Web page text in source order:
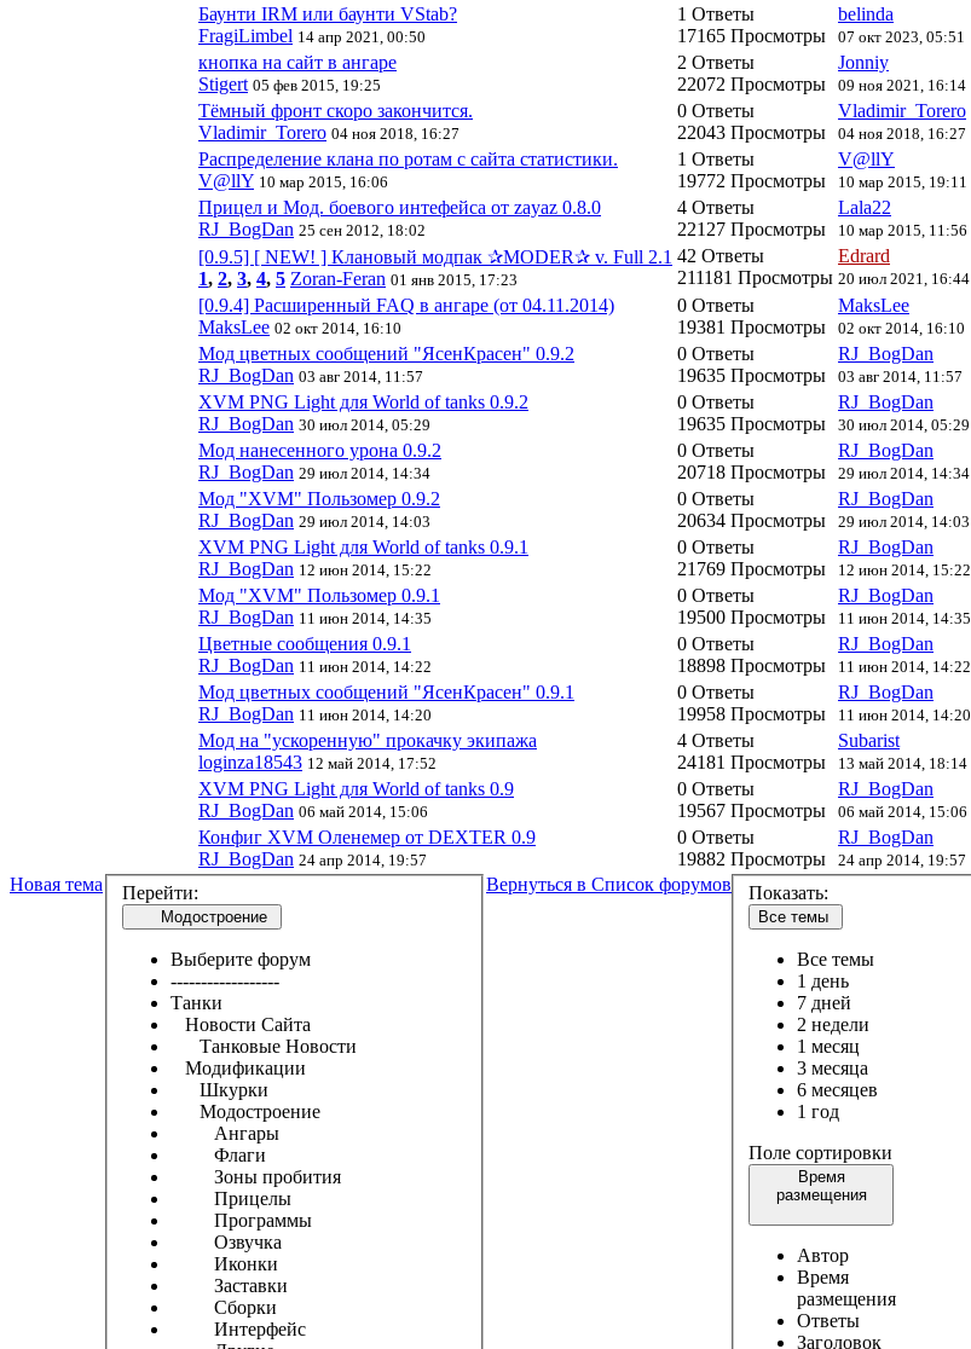
Баунти IRM или баунти VStab?
FragiLimbel 14 апр 2021, 00:50
1 Ответы
17165 Просмотры
belinda
07 окт 2023, 05:51
кнопка на сайт в ангаре
Stigert 05 фев 2015, 19:25
2 Ответы
22072 Просмотры
Jonniy
09 ноя 2021, 16:14
Тёмный фронт скоро закончится.
Vladimir_Torero 04 ноя 2018, 16:27
0 Ответы
22043 Просмотры
Vladimir_Torero
04 ноя 2018, 16:27
Распределение клана по ротам с сайта статистики.
V@llY 10 мар 2015, 16:06
1 Ответы
19772 Просмотры
V@llY
10 мар 2015, 19:11
Прицел и Мод. боевого интефейса от zayaz 0.8.0
RJ_BogDan 25 сен 2012, 18:02
4 Ответы
22127 Просмотры
Lala22
10 мар 2015, 11:56
[0.9.5] [ NEW! ] Клановый модпак ✰MODER✰ v. Full 2.1
1, 2, 3, 4, 5 Zoran-Feran 01 янв 2015, 17:23
42 Ответы
211181 Просмотры
Edrard
20 июл 2021, 16:44
[0.9.4] Расширенный FAQ в ангаре (от 04.11.2014)
MaksLee 02 окт 2014, 16:10
0 Ответы
19381 Просмотры
MaksLee
02 окт 2014, 16:10
Мод цветных сообщений "ЯсенКрасен" 0.9.2
RJ_BogDan 03 авг 2014, 11:57
0 Ответы
19635 Просмотры
RJ_BogDan
03 авг 2014, 11:57
XVM PNG Light для World of tanks 0.9.2
RJ_BogDan 30 июл 2014, 05:29
0 Ответы
19635 Просмотры
RJ_BogDan
30 июл 2014, 05:29
Мод нанесенного урона 0.9.2
RJ_BogDan 29 июл 2014, 14:34
0 Ответы
20718 Просмотры
RJ_BogDan
29 июл 2014, 14:34
Мод "XVM" Пользомер 0.9.2
RJ_BogDan 29 июл 2014, 14:03
0 Ответы
20634 Просмотры
RJ_BogDan
29 июл 2014, 14:03
XVM PNG Light для World of tanks 0.9.1
RJ_BogDan 12 июн 2014, 15:22
0 Ответы
21769 Просмотры
RJ_BogDan
12 июн 2014, 15:22
Мод "XVM" Пользомер 0.9.1
RJ_BogDan 11 июн 2014, 14:35
0 Ответы
19500 Просмотры
RJ_BogDan
11 июн 2014, 14:35
Цветные сообщения 0.9.1
RJ_BogDan 11 июн 2014, 14:22
0 Ответы
18898 Просмотры
RJ_BogDan
11 июн 2014, 14:22
Мод цветных сообщений "ЯсенКрасен" 0.9.1
RJ_BogDan 11 июн 2014, 14:20
0 Ответы
19958 Просмотры
RJ_BogDan
11 июн 2014, 14:20
Мод на "ускоренную" прокачку экипажа
loginza18543 12 май 2014, 17:52
4 Ответы
24181 Просмотры
Subarist
13 май 2014, 18:14
XVM PNG Light для World of tanks 0.9
RJ_BogDan 06 май 2014, 15:06
0 Ответы
19567 Просмотры
RJ_BogDan
06 май 2014, 15:06
Конфиг XVM Оленемер от DEXTER 0.9
RJ_BogDan 24 апр 2014, 19:57
0 Ответы
19882 Просмотры
RJ_BogDan
24 апр 2014, 19:57
Новая тема
Перейти:
Модостроение
Выберите форум
------------------
Танки
Новости Сайта
Танковые Новости
Модификации
Шкурки
Модостроение
Ангары
Флаги
Зоны пробития
Прицелы
Программы
Озвучка
Иконки
Заставки
Сборки
Интерфейс
Вернуться в Список форумов Показать:
Все темы
Все темы
1 день
7 дней
2 недели
1 месяц
3 месяца
6 месяцев
1 год
Поле сортировки
Время
размещения
Автор
Время
размещения
Ответы
Заголовок